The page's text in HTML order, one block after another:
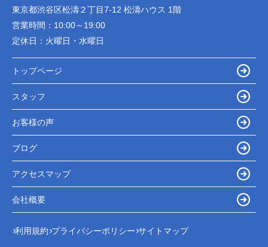
東京都渋谷区松濤２丁目7-12 松濤ハウス 1階
営業時間： 10:00～19:00
定休日： 火曜日・水曜日
トップページ
スタッフ
お客様の声
ブログ
アクセスマップ
会社概要
利用規約 プライバシーポリシー サイトマップ